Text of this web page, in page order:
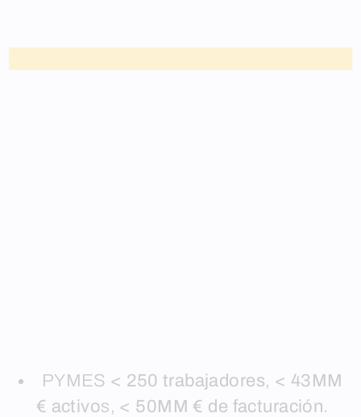
PYMES < 250 trabajadores, < 43MM
€ activos, < 50MM € de facturación.